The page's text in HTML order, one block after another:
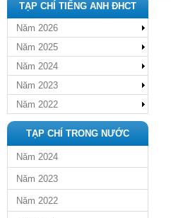
TẠP CHÍ TIẾNG ANH ĐHCT
Năm 2026
Năm 2025
Năm 2024
Năm 2023
Năm 2022
TẠP CHÍ TRONG NƯỚC
Năm 2024
Năm 2023
Năm 2022